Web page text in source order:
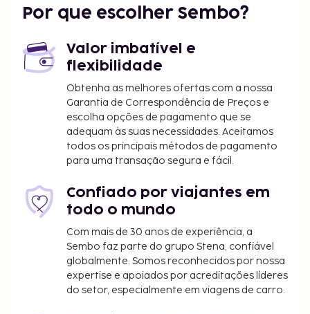
Por que escolher Sembo?
Valor imbatível e
flexibilidade
Obtenha as melhores ofertas com a nossa
Garantia de Correspondência de Preços e
escolha opções de pagamento que se
adequam às suas necessidades. Aceitamos
todos os principais métodos de pagamento
para uma transação segura e fácil.
Confiado por viajantes em
todo o mundo
Com mais de 30 anos de experiência, a
Sembo faz parte do grupo Stena, confiável
globalmente. Somos reconhecidos por nossa
expertise e apoiados por acreditações líderes
do setor, especialmente em viagens de carro.